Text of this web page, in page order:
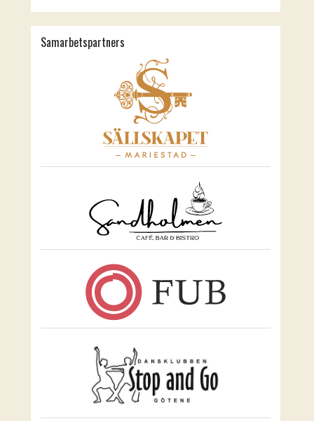
Samarbetspartners